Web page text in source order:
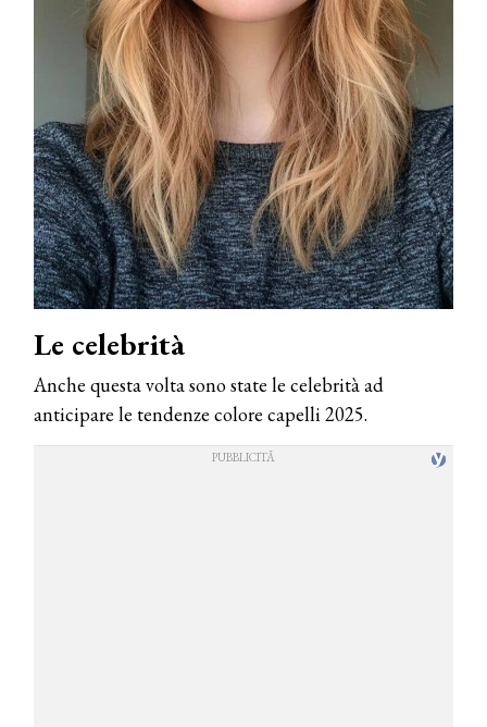
Le celebrità
Anche questa volta sono state le celebrità ad
anticipare le tendenze colore capelli 2025.